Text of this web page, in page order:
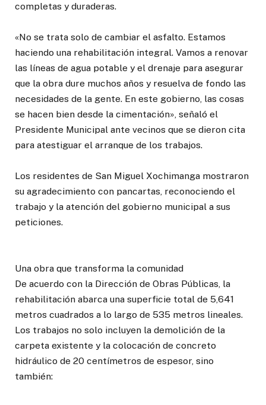
completas y duraderas.
«No se trata solo de cambiar el asfalto. Estamos
haciendo una rehabilitación integral. Vamos a renovar
las líneas de agua potable y el drenaje para asegurar
que la obra dure muchos años y resuelva de fondo las
necesidades de la gente. En este gobierno, las cosas
se hacen bien desde la cimentación», señaló el
Presidente Municipal ante vecinos que se dieron cita
para atestiguar el arranque de los trabajos.
Los residentes de San Miguel Xochimanga mostraron
su agradecimiento con pancartas, reconociendo el
trabajo y la atención del gobierno municipal a sus
peticiones.
Una obra que transforma la comunidad
De acuerdo con la Dirección de Obras Públicas, la
rehabilitación abarca una superficie total de 5,641
metros cuadrados a lo largo de 535 metros lineales.
Los trabajos no solo incluyen la demolición de la
carpeta existente y la colocación de concreto
hidráulico de 20 centímetros de espesor, sino
también: